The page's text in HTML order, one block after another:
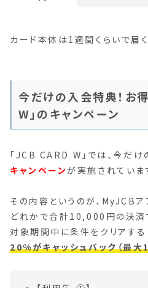
カード本体は1週間くらいで届く
今だけの入会特典！お
W」のキャンペーン
「JCB CARD W」では、今だ
キャンペーンが実施されていま
その内容というのが、MyJCBア
どれかで合計10,000円の決済
対象期間中に条件をクリアする
20%がキャッシュバック（最